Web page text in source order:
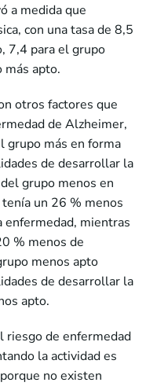
a medida que
con una tasa de 8,5
7,4 para el grupo
más apto.
otros factores que
de Alzheimer,
grupo más en forma
de desarrollar la
grupo menos en
un 26 % menos
mientras
% menos de
menos apto
de desarrollar la
apto.
riesgo de enfermedad
la actividad es
no existen